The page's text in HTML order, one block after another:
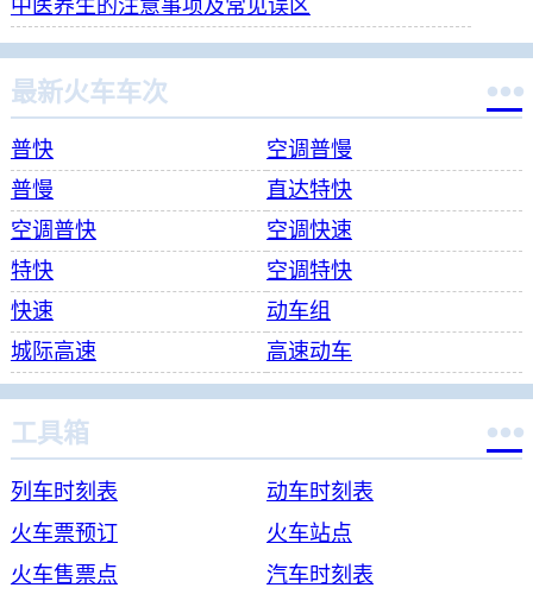
中医养生的注意事项及常见误区
最新火车车次 
普快
空调普慢
普慢
直达特快
空调普快
空调快速
特快
空调特快
快速
动车组
城际高速
高速动车
工具箱 
列车时刻表
动车时刻表
火车票预订
火车站点
火车售票点
汽车时刻表